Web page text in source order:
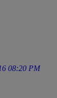
08:20 PM